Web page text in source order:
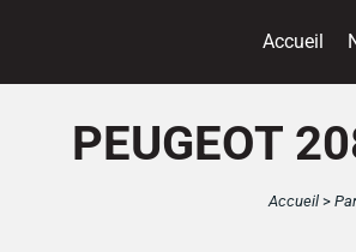
cookies
Accueil
PEUGEOT
Accueil >